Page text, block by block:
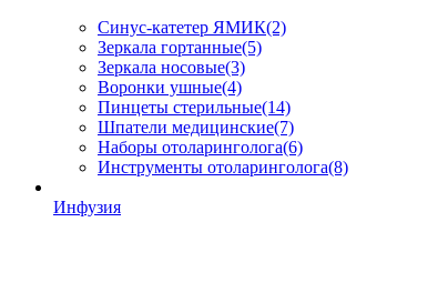
Синус-катетер ЯМИК(2)
Зеркала гортанные(5)
Зеркала носовые(3)
Воронки ушные(4)
Пинцеты стерильные(14)
Шпатели медицинские(7)
Наборы отоларинголога(6)
Инструменты отоларинголога(8)
Инфузия